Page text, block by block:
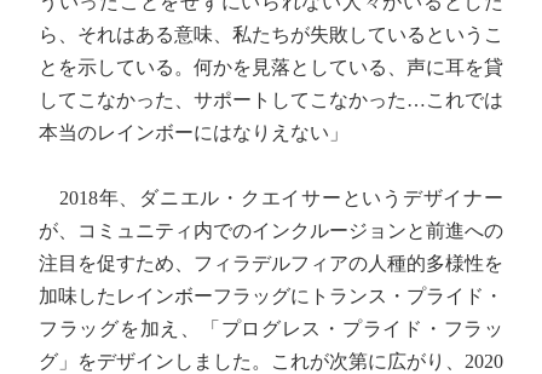
ら、それはある意味、私たちが失敗しているというこ
とを示している。何かを見落としている、声に耳を貸
してこなかった、サポートしてこなかった…これでは
本当のレインボーにはなりえない」
2018年、ダニエル・クエイサーというデザイナー
が、コミュニティ内でのインクルージョンと前進への
注目を促すため、フィラデルフィアの人種的多様性を
加味したレインボーフラッグにトランス・プライド・
フラッグを加え、「プログレス・プライド・フラッ
グ」をデザインしました。これが次第に広がり、2020